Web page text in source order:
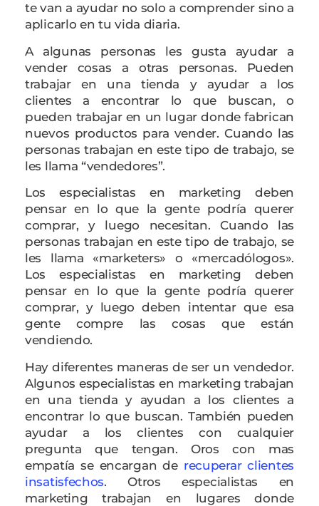
te van a ayudar no solo a comprender sino a
aplicarlo en tu vida diaria.
A algunas personas les gusta ayudar a
vender cosas a otras personas. Pueden
trabajar en una tienda y ayudar a los
clientes a encontrar lo que buscan, o
pueden trabajar en un lugar donde fabrican
nuevos productos para vender. Cuando las
personas trabajan en este tipo de trabajo, se
les llama “vendedores”.
Los especialistas en marketing deben
pensar en lo que la gente podría querer
comprar, y luego necesitan. Cuando las
personas trabajan en este tipo de trabajo, se
les llama «marketers» o «mercadólogos».
Los especialistas en marketing deben
pensar en lo que la gente podría querer
comprar, y luego deben intentar que esa
gente compre las cosas que están
vendiendo.
Hay diferentes maneras de ser un vendedor.
Algunos especialistas en marketing trabajan
en una tienda y ayudan a los clientes a
encontrar lo que buscan. También pueden
ayudar a los clientes con cualquier
pregunta que tengan. Oros con mas
empatía se encargan de recuperar clientes
insatisfechos. Otros especialistas en
marketing trabajan en lugares donde